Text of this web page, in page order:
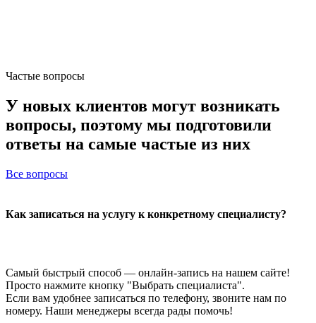
Частые вопросы
У новых клиентов могут возникать
вопросы, поэтому мы подготовили
ответы на самые частые из них
Все вопросы
Как записаться на услугу к конкретному специалисту?
Самый быстрый способ — онлайн-запись на нашем сайте!
Просто нажмите кнопку "Выбрать специалиста".
Если вам удобнее записаться по телефону, звоните нам по
номеру. Наши менеджеры всегда рады помочь!